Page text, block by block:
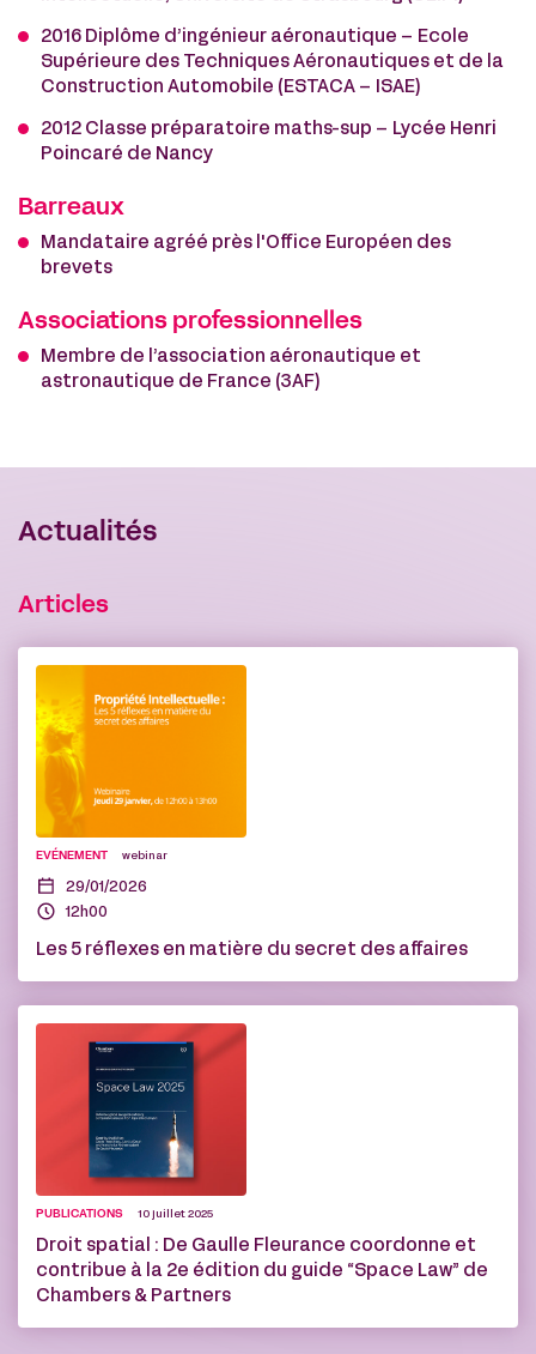
2016 Diplôme d’ingénieur aéronautique – Ecole
Supérieure des Techniques Aéronautiques et de la
Construction Automobile (ESTACA – ISAE)
2012 Classe préparatoire maths-sup – Lycée Henri
Poincaré de Nancy
Barreaux
Mandataire agréé près l'Office Européen des
brevets
Associations professionnelles
Membre de l’association aéronautique et
astronautique de France (3AF)
Actualités
Articles
EVÉNEMENT webinar
29/01/2026
12h00
Les 5 réflexes en matière du secret des affaires
PUBLICATIONS 10 juillet 2025
Droit spatial : De Gaulle Fleurance coordonne et
contribue à la 2e édition du guide “Space Law” de
Chambers & Partners